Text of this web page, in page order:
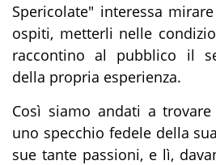
Spericolate" interessa
ospiti, metterli nelle
raccontino al pubblico il
della propria esperienza.
Così siamo andati a
uno specchio fedele della
sue tante passioni, e lì,